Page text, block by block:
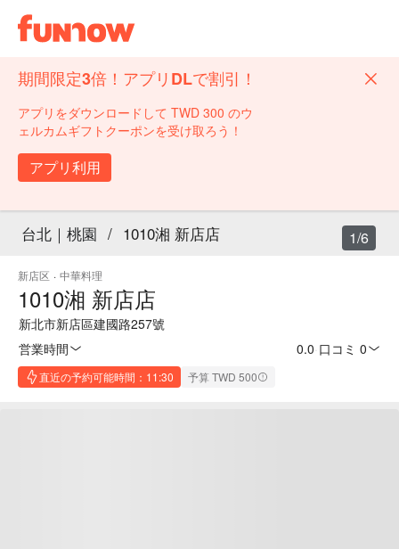
期間限定3倍！アプリDLで割引！
アプリをダウンロードして TWD 300 のウ
ェルカムギフトクーポンを受け取ろう！
アプリ利用
台北｜桃園 / 1010湘 新店店
新店区 · 中華料理
1010湘 新店店
新北市新店區建國路257號
営業時間
0.0 口コミ 0
直近の予約可能時間：11:30 予算 TWD 500
1/6